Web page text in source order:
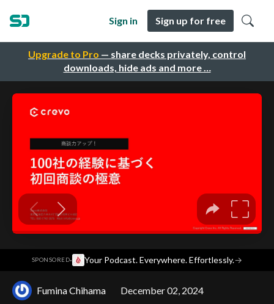
Upgrade to Pro — share decks privately, control
downloads, hide ads and more …
Sign in Sign up for free
SPONSORED· Your Podcast. Everywhere. Effortlessly.→
Fumina Chihama December 02, 2024